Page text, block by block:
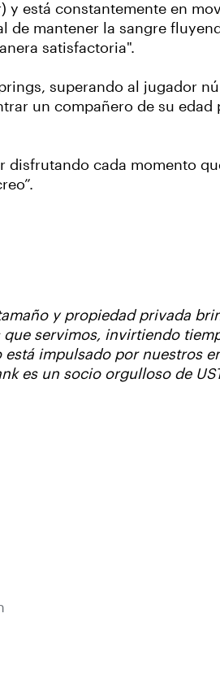
está constantemente en
mantener la sangre
satisfactoria".
superando al jugador
un compañero de su edad
cada momento
y propiedad privada
servimos, invirtiendo
impulsado por nuestros
es un socio orgulloso de